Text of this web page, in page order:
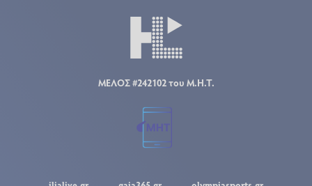
ΜΕΛΟΣ #242102 του Μ.Η.Τ.